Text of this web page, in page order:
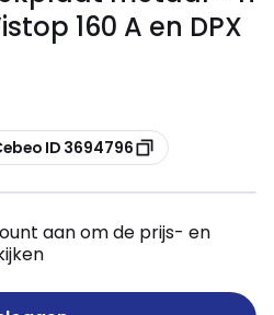
160 A en DPX
ID 3694796
aan om de prijs- en